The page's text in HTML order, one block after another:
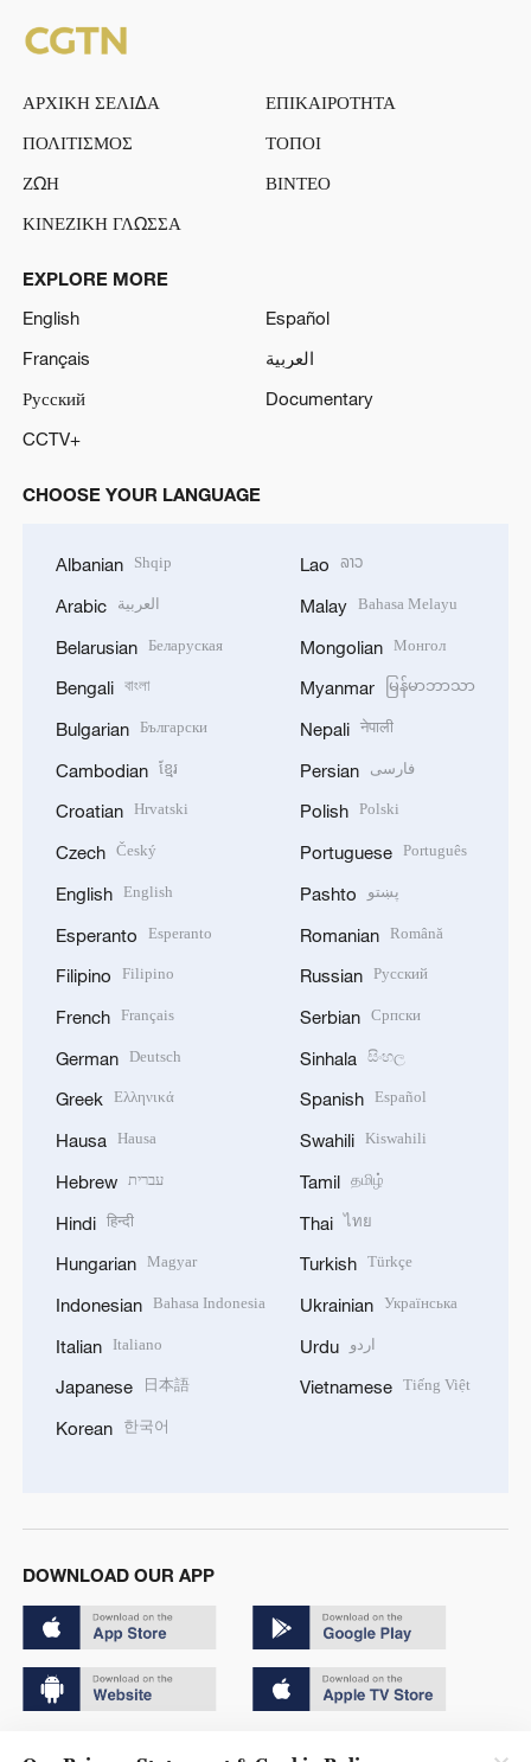
ΑΡΧΙΚΗ ΣΕΛΙΔΑ
ΕΠΙΚΑΙΡΟΤΗΤΑ
ΠΟΛΙΤΙΣΜΟΣ
ΤΟΠΟΙ
ΖΩΗ
ΒΙΝΤΕΟ
ΚΙΝΕΖΙΚΗ ΓΛΩΣΣΑ
EXPLORE MORE
English
Español
Français
العربية
Русский
Documentary
CCTV+
CHOOSE YOUR LANGUAGE
Albanian Shqip
Arabic العربية
Belarusian Беларуская
Bengali বাংলা
Bulgarian Български
Cambodian ខ្មែរ
Croatian Hrvatski
Czech Český
English English
Esperanto Esperanto
Filipino Filipino
French Français
German Deutsch
Greek Ελληνικά
Hausa Hausa
Hebrew עברית
Hindi हिन्दी
Hungarian Magyar
Indonesian Bahasa Indonesia
Italian Italiano
Japanese 日本語
Korean 한국어
Lao ລາວ
Malay Bahasa Melayu
Mongolian Монгол
Myanmar မြန်မာဘာသာ
Nepali नेपाली
Persian فارسی
Polish Polski
Portuguese Português
Pashto پښتو
Romanian Română
Russian Русский
Serbian Српски
Sinhala සිංහල
Spanish Español
Swahili Kiswahili
Tamil தமிழ்
Thai ไทย
Turkish Türkçe
Ukrainian Українська
Urdu اردو
Vietnamese Tiếng Việt
DOWNLOAD OUR APP